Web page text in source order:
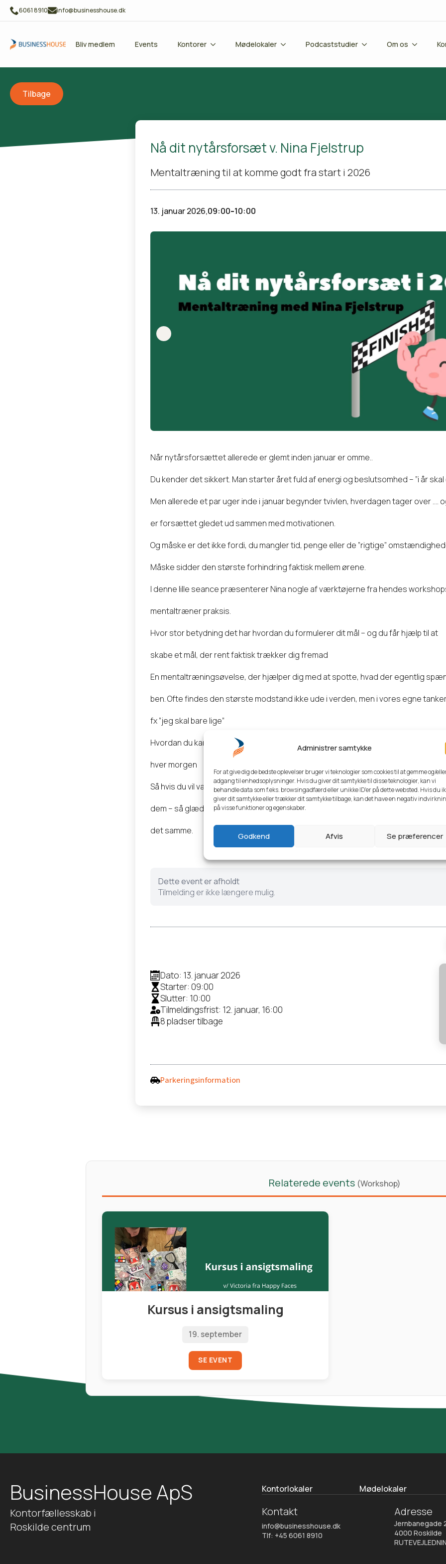
Administrer samtykke
For at give dig de bedste oplevelser bruger vi teknologier som cookies til at gemme og/
adgang til enhedsoplysninger. Hvis du giver dit samtykke til disse teknologier, kan vi
behandle data som f.eks. browsingadfærd eller unikke ID'er på dette websted. Hvis du
giver dit samtykke eller trækker dit samtykke tilbage, kan det have en negativ
på visse funktioner og egenskaber.
Godkend Afvis Se præferencer
6061 8910 info@businesshouse.dk
Bliv medlem Events Kontorer Mødelokaler Podcaststudier Om os
Tilbage
Nå dit nytårsforsæt v. Nina Fjelstrup
Mentaltræning til at komme godt fra start i 2026
13. januar 2026,09:00-10:00
Når nytårsforsættet allerede er glemt inden januar er omme..
Du kender det sikkert. Man starter året fuld af energi og beslutsomhed – ”i år skal
Men allerede et par uger inde i januar begynder tvivlen, hverdagen tager over ….
er forsættet gledet ud sammen med motivationen.
Og måske er det ikke fordi, du mangler tid, penge eller de ”rigtige”
Måske sidder den største forhindring faktisk mellem ørene.
I denne lille seance præsenterer Nina nogle af værktøjerne fra hendes
mentaltræner praksis.
Hvor stor betydning det har hvordan du formulerer dit mål – og du får hjælp til at
skabe et mål, der rent faktisk trækker dig fremad
En mentaltræningsøvelse, der hjælper dig med at spotte, hvad der egentlig
ben. Ofte findes den største modstand ikke ude i verden, men i vores egne
fx ”jeg skal bare lige”
Hvordan du kan arbejde mere med dit mål – i stedet for at opfinde nye
hver morgen
Så hvis du vil være en af dem, der faktisk gennemfører dine forsætter i år – og
dem – så glæd dig til en inspirerende seance med effektive værktøjer, du kan
det samme.
Dette event er afholdt
Tilmelding er ikke længere mulig.
Dato: 13. januar 2026
Starter: 09:00
Slutter: 10:00
Tilmeldingsfrist: 12. januar, 16:00
8 pladser tilbage
Parkeringsinformation
Relaterede events (Workshop)
Kursus i ansigtsmaling
19. september
SE EVENT
BusinessHouse ApS
Kontorfællesskab i
Roskilde centrum
Kontorlokaler Mødelokaler
Kontakt
info@businesshouse.dk
Tlf: +45 6061 8910
Adresse
Jernbanegade
4000 Roskilde